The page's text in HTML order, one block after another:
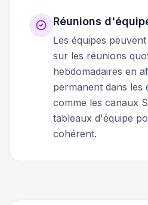
Réunions
Les équipes
sur les réunions
hebdomadaires en
permanent dans les
comme les canaux
tableaux d'équipe
cohérent.